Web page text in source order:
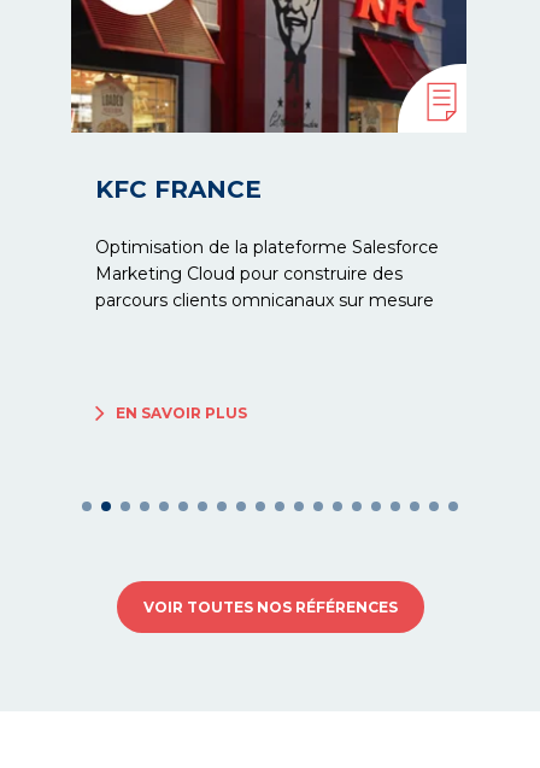
KFC FRANCE
Optimisation de la plateforme Salesforce
Marketing Cloud pour construire des
parcours clients omnicanaux sur mesure
EN SAVOIR PLUS
VOIR TOUTES NOS RÉFÉRENCES